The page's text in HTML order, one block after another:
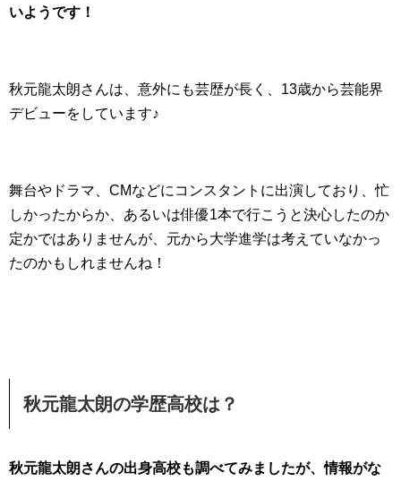
いようです！
秋元龍太朗さんは、意外にも芸歴が長く、13歳から芸能界
デビューをしています♪
舞台やドラマ、CMなどにコンスタントに出演しており、忙
しかったからか、あるいは俳優1本で行こうと決心したのか
定かではありませんが、元から大学進学は考えていなかっ
たのかもしれませんね！
秋元龍太朗の学歴高校は？
秋元龍太朗さんの出身高校も調べてみましたが、情報がな